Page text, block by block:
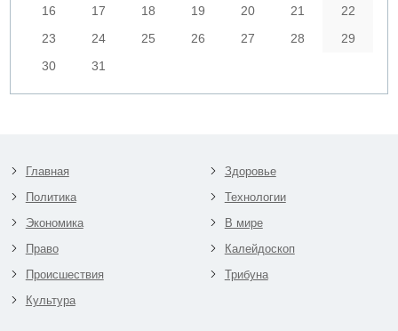
16
17 18 19 20 21
22
23
24 25 26 27 28
29
30
31
Главная
Политика
Экономика
Право
Происшествия
Культура
Здоровье
Технологии
В мире
Калейдоскоп
Трибуна